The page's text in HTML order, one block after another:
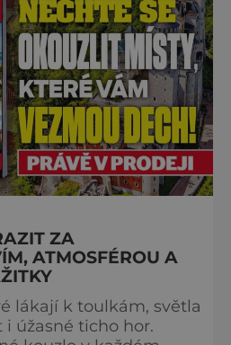
pronáší Gaius Julius
vě
ZA
ATMOSFÉROU A
lákají k toulkám, světla
úžasné ticho hor.